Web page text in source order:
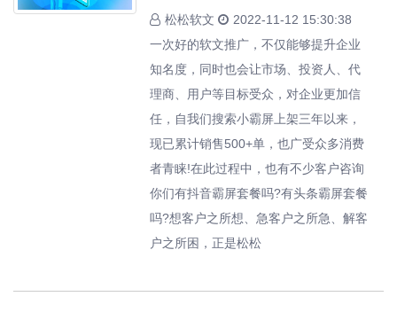
松松软文
2022-11-12 15:30:38
一次好的软文推广，不仅能够提升企业
知名度，同时也会让市场、投资人、代
理商、用户等目标受众，对企业更加信
任，自我们搜索小霸屏上架三年以来，
现已累计销售500+单，也广受众多消费
者青睐!在此过程中，也有不少客户咨询
你们有抖音霸屏套餐吗?有头条霸屏套餐
吗?想客户之所想、急客户之所急、解客
户之所困，正是松松